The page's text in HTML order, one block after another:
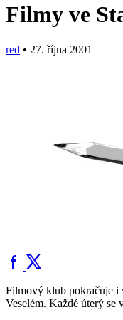
Filmy ve
red • 27. října 2001
Filmový klub pokračuje i
Veselém. Každé úterý